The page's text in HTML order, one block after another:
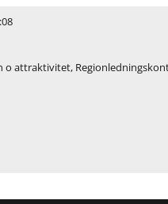
o attraktivitet,